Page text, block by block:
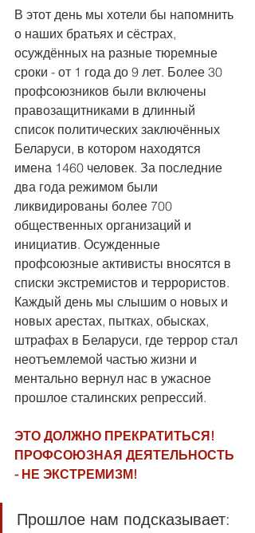
В этот день мы хотели бы напомнить
о наших братьях и сёстрах,
осуждённых на разные тюремные
сроки - от 1 года до 9 лет. Более 30
профсоюзников были включены
правозащитниками в длинный
список политических заключённых
Беларуси, в котором находятся
имена 1460 человек. За последние
два года режимом были
ликвидированы более 700
общественных организаций и
инициатив. Осужденные
профсоюзные активисты вносятся в
списки экстремистов и террористов.
Каждый день мы слышим о новых и
новых арестах, пытках, обысках,
штрафах в Беларуси, где террор стал
неотъемлемой частью жизни и
ментально вернул нас в ужасное
прошлое сталинских репрессий.
ЭТО ДОЛЖНО ПРЕКРАТИТЬСЯ!
ПРОФСОЮЗНАЯ ДЕЯТЕЛЬНОСТЬ
- НЕ ЭКСТРЕМИЗМ!
Прошлое нам подсказывает: